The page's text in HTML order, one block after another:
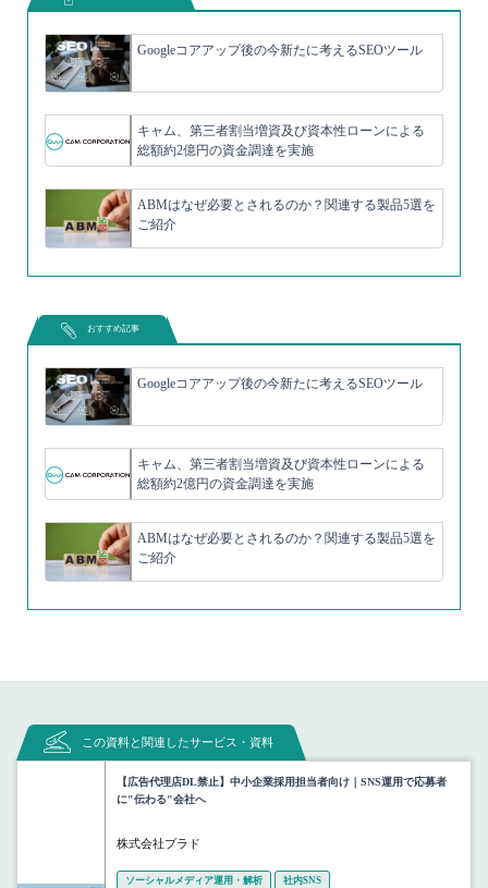
Googleコアアップ後の今新たに考えるSEOツール
キャム、第三者割当増資及び資本性ローンによる
総額約2億円の資金調達を実施
ABMはなぜ必要とされるのか？関連する製品5選を
ご紹介
おすすめ記事
Googleコアアップ後の今新たに考えるSEOツール
キャム、第三者割当増資及び資本性ローンによる
総額約2億円の資金調達を実施
ABMはなぜ必要とされるのか？関連する製品5選を
ご紹介
この資料と関連したサービス・資料
【広告代理店DL禁止】中小企業採用担当者向け｜SNS運用で応募者
に"伝わる"会社へ
株式会社プラド
ソーシャルメディア運用・解析 社内SNS